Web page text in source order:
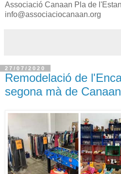
Associació Canaan Pla de
info@associaciocanaan.org
27/07/2020
Remodelació de
segona mà de Canaan